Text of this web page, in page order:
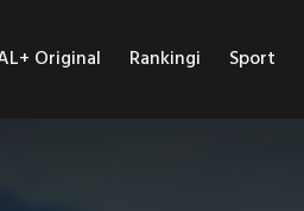
Original Rankingi Sport